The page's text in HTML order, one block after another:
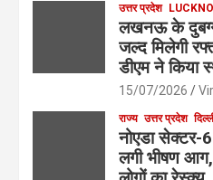
उत्तर प्रदेश
लखनऊ के
जल्द मिलेगी
डीएम ने किया
15/07/2026
राज्य उत्तर प्रदेश
नोएडा सेक्टर-
लगी भीषण